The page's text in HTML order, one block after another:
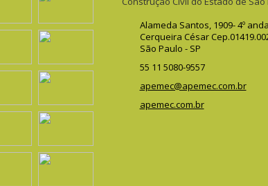
Alameda Santos, 1909- 4º
Cerqueira César
São Paulo - SP
55 11 5080-9557
apemec@apemec.com.br
apemec.com.br